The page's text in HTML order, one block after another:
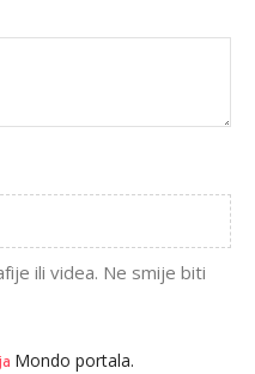
ili videa. Ne smije biti
Mondo portala.